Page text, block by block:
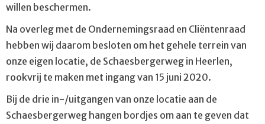
willen beschermen.
Na overleg met de Ondernemingsraad en Cliëntenraad
hebben wij daarom besloten om het gehele terrein van
onze eigen locatie, de Schaesbergerweg in Heerlen,
rookvrij te maken met ingang van 15 juni 2020.
Bij de drie in-/uitgangen van onze locatie aan de
Schaesbergerweg hangen bordjes om aan te geven dat